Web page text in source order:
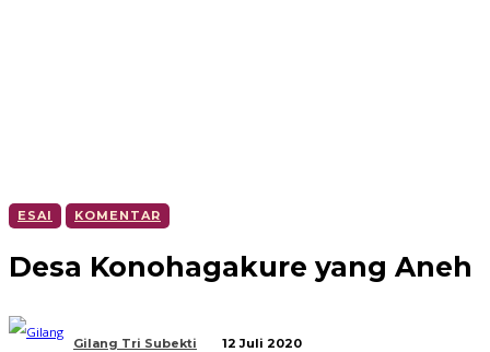
ESAI KOMENTAR
Desa Konohagakure yang Aneh
Gilang Tri Subekti 12 Juli 2020